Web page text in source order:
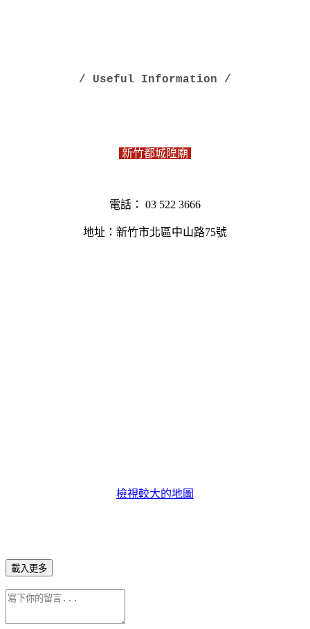
/ Useful Information /
新竹都城隍廟
電話： 03 522 3666
地址：新竹市北區中山路75號
檢視較大的地圖
載入更多